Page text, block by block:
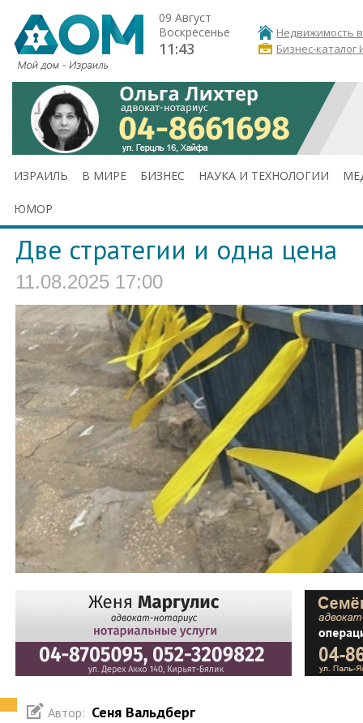
09 Август
Воскресенье
11:43
Недвижимость
Бизнес-каталог
ИЗРАИЛЬ В МИРЕ БИЗНЕС НАУКА И ТЕХНОЛОГИИ
ЮМОР
Две стратегии и одна цена
11.08.2025 17:00
Автор: Сеня Вальдберг